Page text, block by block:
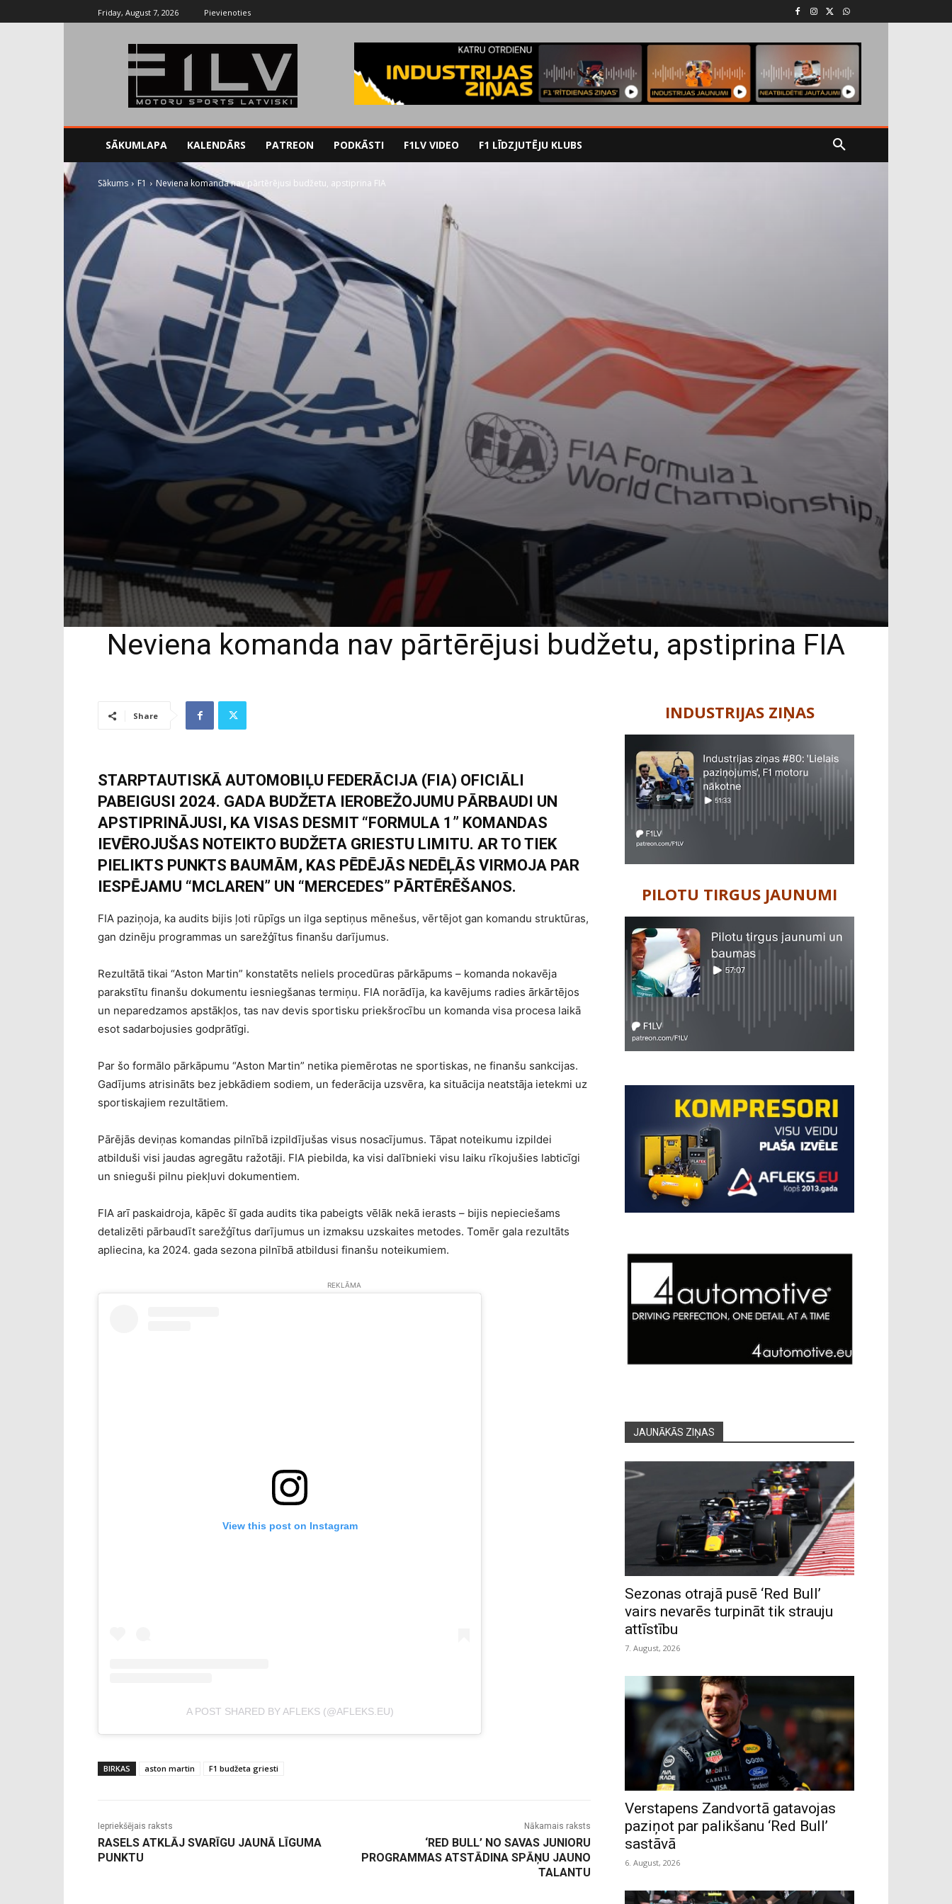
Friday, August 7, 2026 Pievienoties
SĀKUMLAPA KALENDĀRS PATREON PODKĀSTI F1LV VIDEO F1 LĪDZJUTĒJU KLUBS
Sākums F1 Neviena komanda nav pārtērējusi budžetu, apstiprina FIA
Neviena komanda nav pārtērējusi budžetu, apstiprina FIA
Share
STARPTAUTISKĀ AUTOMOBIĻU FEDERĀCIJA (FIA) OFICIĀLI
PABEIGUSI 2024. GADA BUDŽETA IEROBEŽOJUMU PĀRBAUDI UN
APSTIPRINĀJUSI, KA VISAS DESMIT “FORMULA 1” KOMANDAS
IEVĒROJUŠAS NOTEIKTO BUDŽETA GRIESTU LIMITU. AR TO TIEK
PIELIKTS PUNKTS BAUMĀM, KAS PĒDĒJĀS NEDĒĻĀS VIRMOJA PAR
IESPĒJAMU “MCLAREN” UN “MERCEDES” PĀRTĒRĒŠANOS.
FIA paziņoja, ka audits bijis ļoti rūpīgs un ilga septiņus mēnešus, vērtējot gan komandu struktūras,
gan dzinēju programmas un sarežģītus finanšu darījumus.
Rezultātā tikai “Aston Martin” konstatēts neliels procedūras pārkāpums – komanda nokavēja
parakstītu finanšu dokumentu iesniegšanas termiņu. FIA norādīja, ka kavējums radies ārkārtējos
un neparedzamos apstākļos, tas nav devis sportisku priekšrocību un komanda visa procesa laikā
esot sadarbojusies godprātīgi.
Par šo formālo pārkāpumu “Aston Martin” netika piemērotas ne sportiskas, ne finanšu sankcijas.
Gadījums atrisināts bez jebkādiem sodiem, un federācija uzsvēra, ka situācija neatstāja ietekmi uz
sportiskajiem rezultātiem.
Pārējās deviņas komandas pilnībā izpildījušas visus nosacījumus. Tāpat noteikumu izpildei
atbilduši visi jaudas agregātu ražotāji. FIA piebilda, ka visi dalībnieki visu laiku rīkojušies labticīgi
un snieguši pilnu piekļuvi dokumentiem.
FIA arī paskaidroja, kāpēc šī gada audits tika pabeigts vēlāk nekā ierasts – bijis nepieciešams
detalizēti pārbaudīt sarežģītus darījumus un izmaksu uzskaites metodes. Tomēr gala rezultāts
apliecina, ka 2024. gada sezona pilnībā atbildusi finanšu noteikumiem.
REKLĀMA
View this post on Instagram
A POST SHARED BY AFLEKS (@AFLEKS.EU)
BIRKAS aston martin F1 budžeta griesti
Iepriekšējais raksts
RASELS ATKLĀJ SVARĪGU JAUNĀ LĪGUMA
PUNKTU
Nākamais raksts
‘RED BULL’ NO SAVAS JUNIORU
PROGRAMMAS ATSTĀDINA SPĀŅU JAUNO
TALANTU
INDUSTRIJAS ZIŅAS
PILOTU TIRGUS JAUNUMI
JAUNĀKĀS ZIŅAS
Sezonas otrajā pusē ‘Red Bull’
vairs nevarēs turpināt tik strauju
attīstību
7. August, 2026
Verstapens Zandvortā gatavojas
paziņot par palikšanu ‘Red Bull’
sastāvā
6. August, 2026